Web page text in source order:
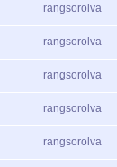
rangsorolva
rangsorolva
rangsorolva
rangsorolva
rangsorolva